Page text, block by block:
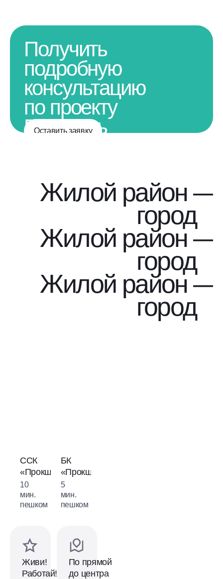
Получить
подробную
консультацию
по проекту
Получить
по проекту
Оставить заявку
Жилой район —
город
Жилой район —
город
Жилой район —
город
ССК
«Прокшино»
10
мин.
пешком
БК
«Прокшино»
5
мин.
пешком
Живи!
Работай!
По прямой
до центра